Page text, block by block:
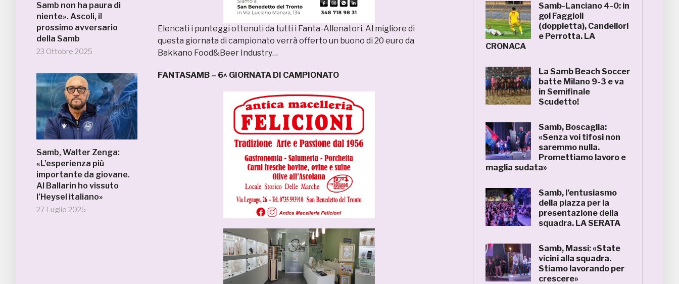
Samb non ha paura di
niente». Ascoli, il
prossimo avversario
della Samb
23 Ottobre 2025
Samb, Walter Zenga:
«L’esperienza più
importante da giovane.
Al Ballarin ho vissuto
l’Heysel italiano»
27 Luglio 2025
Elencati i punteggi ottenuti da tutti i Fanta-Allenatori. Al migliore di
questa giornata di campionato verrà offerto un buono di 20 euro da
Bakkano Food&Beer Industry…
FANTASAMB – 6^ GIORNATA DI CAMPIONATO
Samb-Lanciano 4-0: in
gol Faggioli
(doppietta), Candellori
e Perrotta. LA
CRONACA
La Samb Beach Soccer
batte Milano 9-3 e va
in Semifinale
Scudetto!
Samb, Boscaglia:
«Senza voi tifosi non
saremmo nulla.
Promettiamo lavoro e
maglia sudata»
Samb, l’entusiasmo
della piazza per la
presentazione della
squadra. LA SERATA
Samb, Massi: «State
vicini alla squadra.
Stiamo lavorando per
crescere»